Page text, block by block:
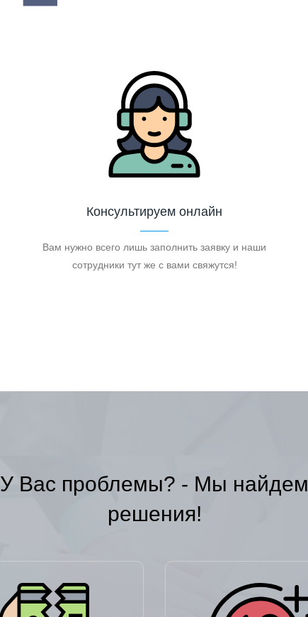
Консультируем онлайн
Вам нужно всего лишь заполнить заявку и наши
сотрудники тут же с вами свяжутся!
У Вас проблемы? - Мы найдем
решения!